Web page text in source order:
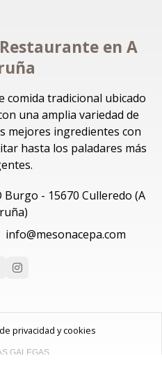
en A
comida tradicional ubicado
una amplia variedad de
mejores ingredientes con
hasta los paladares más
Burgo - 15670 Culleredo (A
info@mesonacepa.com
privacidad y cookies
GALEGAS